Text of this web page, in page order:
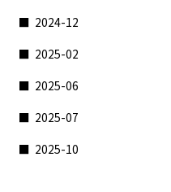
2024-12
2025-02
2025-06
2025-07
2025-10